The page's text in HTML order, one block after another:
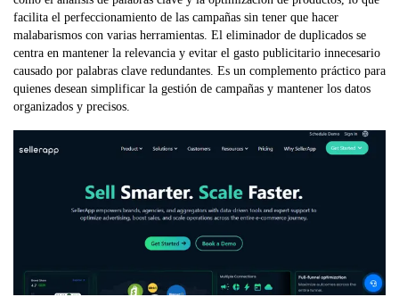
facilita el perfeccionamiento de las campañas sin tener que hacer
malabarismos con varias herramientas. El eliminador de duplicados se
centra en mantener la relevancia y evitar el gasto publicitario innecesario
causado por palabras clave redundantes. Es un complemento práctico para
quienes desean simplificar la gestión de campañas y mantener los datos
organizados y precisos.